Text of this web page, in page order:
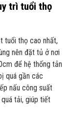
trì tuổi thọ
tuổi thọ cao nhất,
nên đặt tủ ở nơi
để hệ thống tản
quá gần các
nấu công suất
tải, giúp tiết